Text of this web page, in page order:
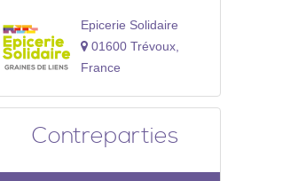
Epicerie Solidaire
01600 Trévoux,
France
Contreparties